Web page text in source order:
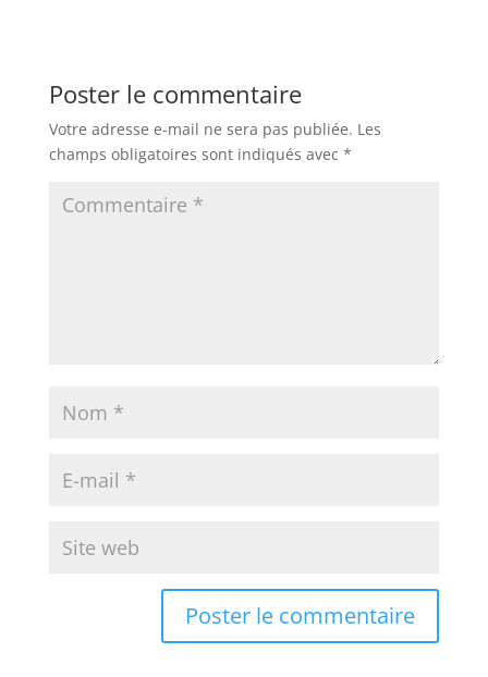
Poster le commentaire
Votre adresse e-mail ne sera pas publiée. Les
champs obligatoires sont indiqués avec *